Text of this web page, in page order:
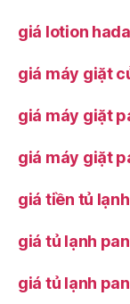
giá lotion
giá máy giặt
giá máy giặt
giá máy giặt
giá tiền tủ
giá tủ lạnh
giá tủ lạnh